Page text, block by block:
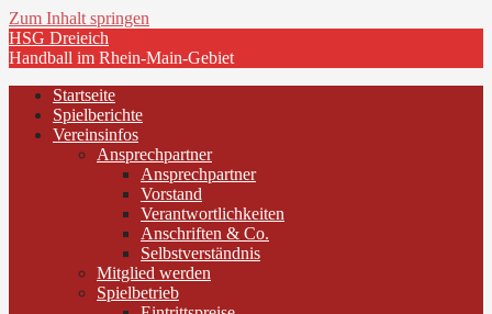
Zum Inhalt springen
HSG Dreieich
Handball im Rhein-Main-Gebiet
Startseite
Spielberichte
Vereinsinfos
Ansprechpartner
Ansprechpartner
Vorstand
Verantwortlichkeiten
Anschriften & Co.
Selbstverständnis
Mitglied werden
Spielbetrieb